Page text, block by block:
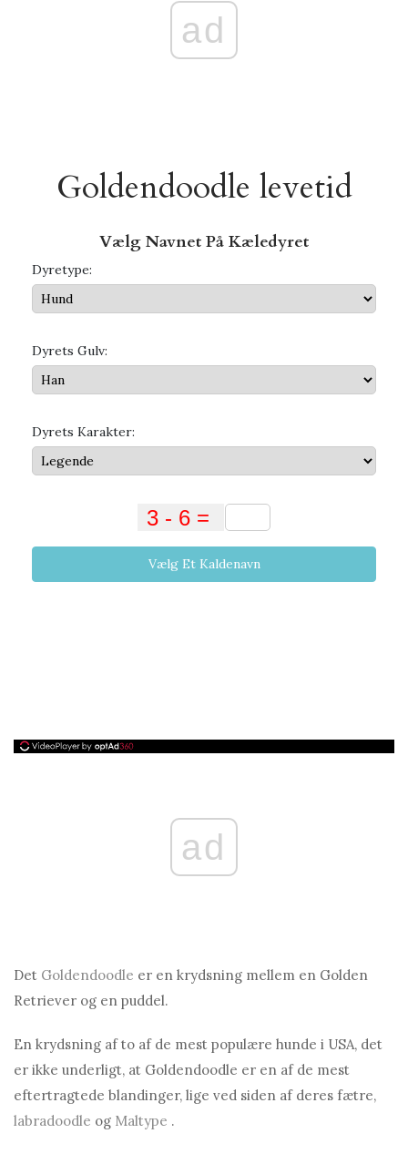
ad
Goldendoodle levetid
Vælg Navnet På Kæledyret
Dyretype:
Dyrets Gulv:
Dyrets Karakter:
Vælg Et Kaldenavn
ad
Det Goldendoodle er en krydsning mellem en Golden
Retriever og en puddel.
En krydsning af to af de mest populære hunde i USA, det
er ikke underligt, at Goldendoodle er en af ​​de mest
eftertragtede blandinger, lige ved siden af ​​deres fætre,
labradoodle og Maltype .